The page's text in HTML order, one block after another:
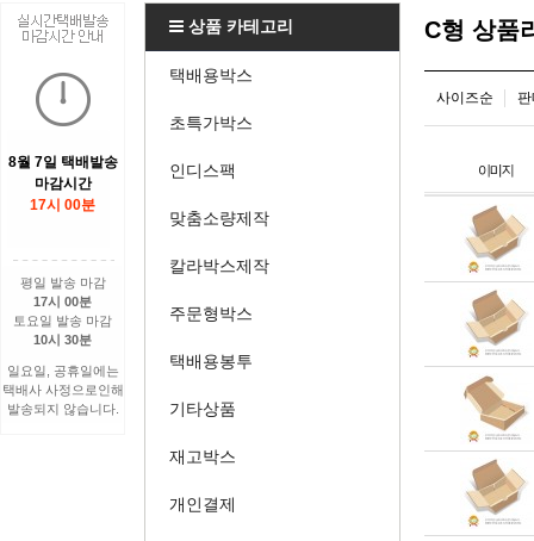
8월 7일 택배발송
마감시간
17시 00분
평일 발송 마감
17시 00분
토요일 발송 마감
10시 30분
일요일, 공휴일에는
택배사 사정으로인해
발송되지 않습니다.
상품 카테고리
택배용박스
초특가박스
인디스팩
맞춤소량제작
칼라박스제작
주문형박스
택배용봉투
기타상품
재고박스
개인결제
C형 상품
사이즈순